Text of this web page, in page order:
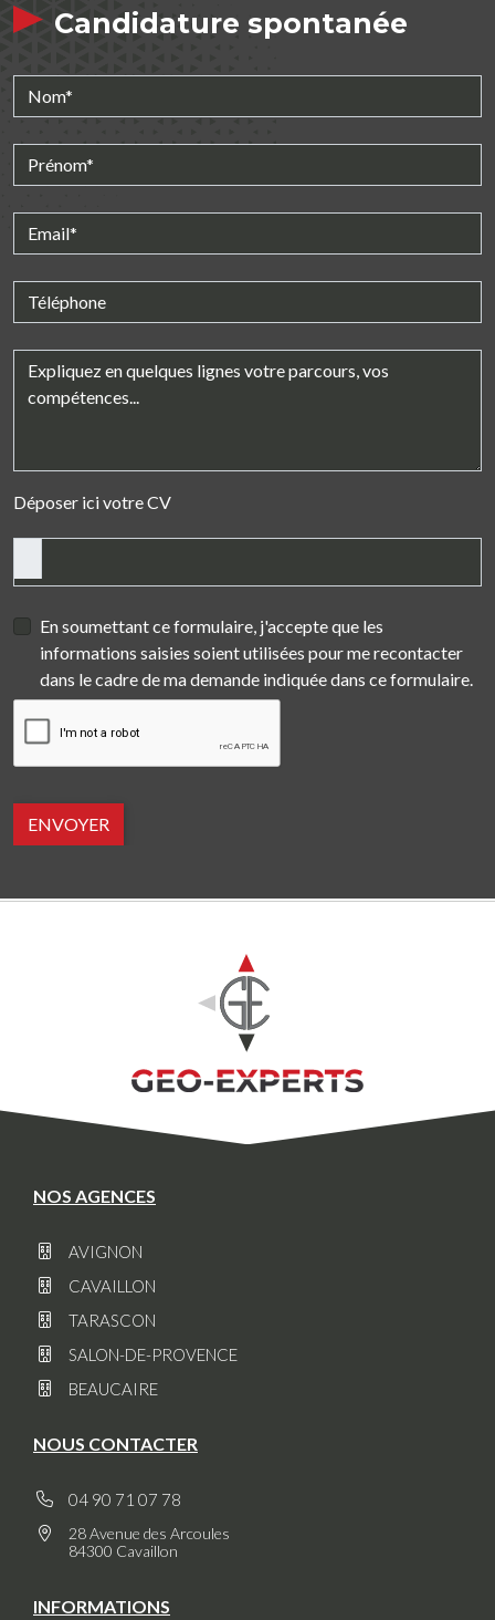
Candidature spontanée
Déposer ici votre CV
En soumettant ce formulaire, j'accepte que les
informations saisies soient utilisées pour me recontacter
dans le cadre de ma demande indiquée dans ce formulaire.
ENVOYER
NOS AGENCES
AVIGNON
CAVAILLON
TARASCON
SALON-DE-PROVENCE
BEAUCAIRE
NOUS CONTACTER
04 90 71 07 78
28 Avenue des Arcoules
84300 Cavaillon
INFORMATIONS